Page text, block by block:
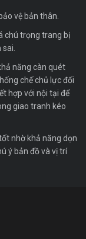
vệ bản thân.
chú trọng trang bị
năng càn quét
chế chủ lực đối
hợp với nội tại để
giao tranh kéo
nhờ khả năng dọn
ý bản đồ và vị trí